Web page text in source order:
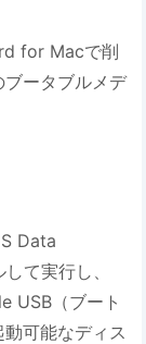
for Macで削
ータブルメデ
Data
て実行し、
USB（ブート
可能なディス